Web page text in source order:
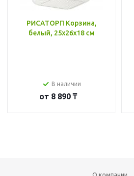
РИСАТОРП Корзина,
белый, 25x26x18 см
В наличии
от 8 890 ₸
О компании